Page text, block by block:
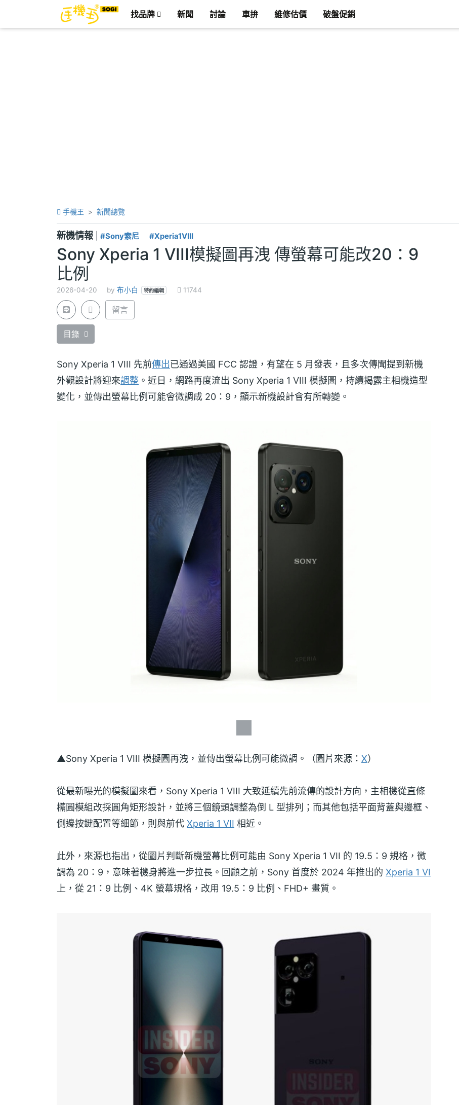
找品牌 新聞 討論 車拚 維修估價 破盤促銷
手機王 新聞總覽
新機情報 #Sony索尼 #Xperia1VIII
Sony Xperia 1 VIII模擬圖再洩 傳螢幕可能改20：9
比例
2026-04-20 by 布小白 特約編輯 11744
留言
目錄
Sony Xperia 1 VIII 先前傳出已通過美國 FCC 認證，有望在 5 月發表，且多次傳聞提到新機
外觀設計將迎來調整 。近日，網路再度流出 Sony Xperia 1 VIII 模擬圖，持續揭露主相機造型
變化，並傳出螢幕比例可能會微調成 20：9，顯示新機設計會有所轉變。
▲Sony Xperia 1 VIII 模擬圖再洩，並傳出螢幕比例可能微調。（圖片來源： X）
從最新曝光的模擬圖來看，Sony Xperia 1 VIII 大致延續先前流傳的設計方向，主相機從直條
橢圓模組改採圓角矩形設計，並將三個鏡頭調整為倒 L 型排列；而其他包括平面背蓋與邊框、
側邊按鍵配置等細節，則與前代 Xperia 1 VII 相近。
此外，來源也指出，從圖片判斷新機螢幕比例可能由 Sony Xperia 1 VII 的 19.5：9 規格，微
調為 20：9，意味著機身將進一步拉長。回顧之前，Sony 首度於 2024 年推出的 Xperia 1 VI
上，從 21：9 比例、4K 螢幕規格，改用 19.5：9 比例、FHD+ 畫質。